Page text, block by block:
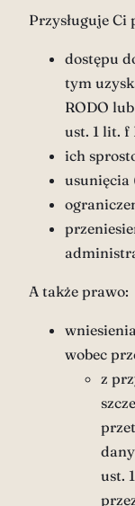
Przysługuje Ci
dostępu
tym
RODO
ust. 1 lit. f
ich
usunięcia
A także prawo:
wobec
z
ust.